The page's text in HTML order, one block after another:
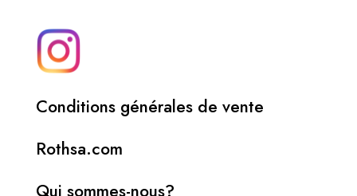
Conditions générales de vente
Rothsa.com
Qui sommes-nous?